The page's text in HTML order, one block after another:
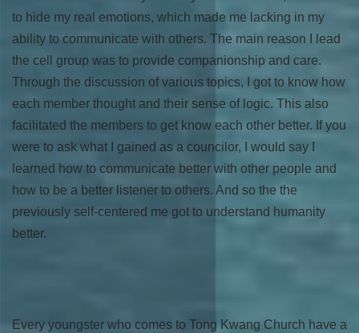
to hide my real emotions, which made me lacking in my
ability to communicate with others. The main reason I lead
the cell group was to provide companionship and care.
Through the discussion of various topics, I got to know how
each member thought and their sense of logic. This also
facilitated the members to get know each other better. If you
were to ask what I gained as a councilor, I would say I
learned how to communicate better with other people and
how to be a better listener to others. And so the the
previously self-centered me got to understand humanity
better.
Every youngster who comes to Tong Kwang Church have a